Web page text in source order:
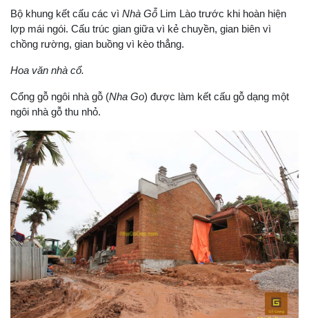
Bộ khung kết cấu các vì Nhà Gỗ Lim Lào trước khi hoàn hiện
lợp mái ngói. Cấu trúc gian giữa vì kẻ chuyền, gian biên vì
chồng rường, gian buồng vì kèo thẳng.
Hoa văn nhà cổ.
Cổng gỗ ngôi nhà gỗ (Nha Go) được làm kết cấu gỗ dạng một
ngôi nhà gỗ thu nhỏ.